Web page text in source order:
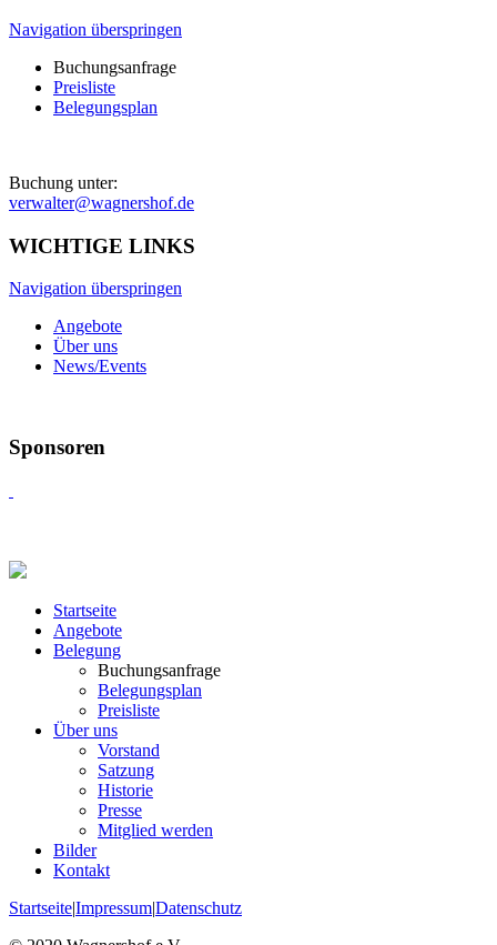
Navigation überspringen
Buchungsanfrage
Preisliste
Belegungsplan
Buchung unter:
verwalter@wagnershof.de
WICHTIGE LINKS
Navigation überspringen
Angebote
Über uns
News/Events
Sponsoren
Startseite
Angebote
Belegung
Buchungsanfrage
Belegungsplan
Preisliste
Über uns
Vorstand
Satzung
Historie
Presse
Mitglied werden
Bilder
Kontakt
Startseite|Impressum|Datenschutz